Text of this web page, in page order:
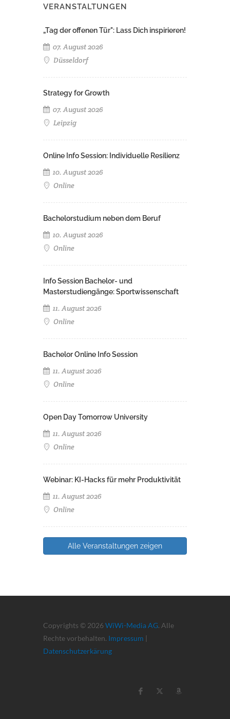
VERANSTALTUNGEN
„Tag der offenen Tür": Lass Dich inspirieren!
07. August 2026
Düsseldorf
Strategy for Growth
07. August 2026
Leipzig
Online Info Session: Individuelle Resilienz
10. August 2026
Online
Bachelorstudium neben dem Beruf
10. August 2026
Online
Info Session Bachelor- und
Masterstudiengänge: Sportwissenschaft
11. August 2026
Online
Bachelor Online Info Session
11. August 2026
Online
Open Day Tomorrow University
11. August 2026
Online
Webinar: KI-Hacks für mehr Produktivität
11. August 2026
Online
Alle Veranstaltungen zeigen
Copyrights © 2026 WiWi-Media AG. Alle
Rechte vorbehalten. Impressum |
Datenschutzerkärung